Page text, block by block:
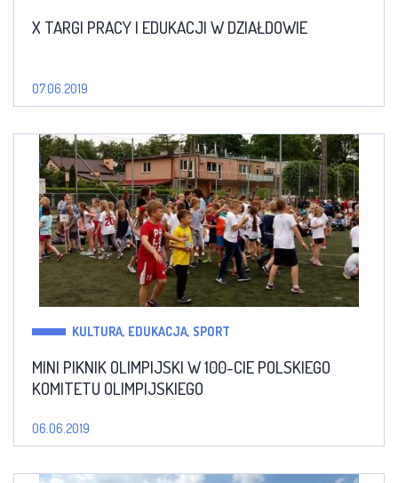
X TARGI PRACY I EDUKACJI W DZIAŁDOWIE
07.06.2019
KULTURA, EDUKACJA, SPORT
MINI PIKNIK OLIMPIJSKI W 100-CIE POLSKIEGO
KOMITETU OLIMPIJSKIEGO
06.06.2019